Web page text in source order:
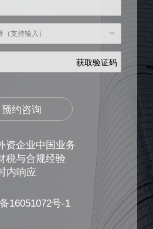
获取验证码
预约咨询
资企业中国业务
税与合规经验
内响应
16051072号-1